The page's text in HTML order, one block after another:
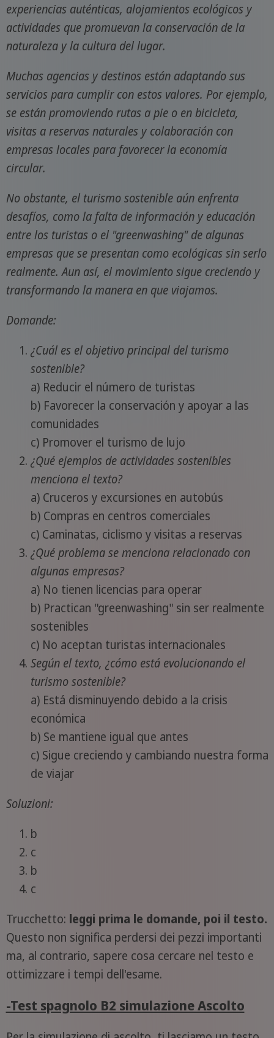
experiencias auténticas, alojamientos ecológicos y
actividades que promuevan la conservación de la
naturaleza y la cultura del lugar.
Muchas agencias y destinos están adaptando sus
servicios para cumplir con estos valores. Por ejemplo,
se están promoviendo rutas a pie o en bicicleta,
visitas a reservas naturales y colaboración con
empresas locales para favorecer la economía
circular.
No obstante, el turismo sostenible aún enfrenta
desafíos, como la falta de información y educación
entre los turistas o el "greenwashing" de algunas
empresas que se presentan como ecológicas sin serlo
realmente. Aun así, el movimiento sigue creciendo y
transformando la manera en que viajamos.
Domande:
¿Cuál es el objetivo principal del turismo
sostenible?
a) Reducir el número de turistas
b) Favorecer la conservación y apoyar a las
comunidades
c) Promover el turismo de lujo
¿Qué ejemplos de actividades sostenibles
menciona el texto?
a) Cruceros y excursiones en autobús
b) Compras en centros comerciales
c) Caminatas, ciclismo y visitas a reservas
¿Qué problema se menciona relacionado con
algunas empresas?
a) No tienen licencias para operar
b) Practican "greenwashing" sin ser realmente
sostenibles
c) No aceptan turistas internacionales
Según el texto, ¿cómo está evolucionando el
turismo sostenible?
a) Está disminuyendo debido a la crisis
económica
b) Se mantiene igual que antes
c) Sigue creciendo y cambiando nuestra forma
de viajar
Soluzioni:
b
c
b
c
Trucchetto: leggi prima le domande, poi il testo.
Questo non significa perdersi dei pezzi importanti
ma, al contrario, sapere cosa cercare nel testo e
ottimizzare i tempi dell'esame.
-Test spagnolo B2 simulazione Ascolto